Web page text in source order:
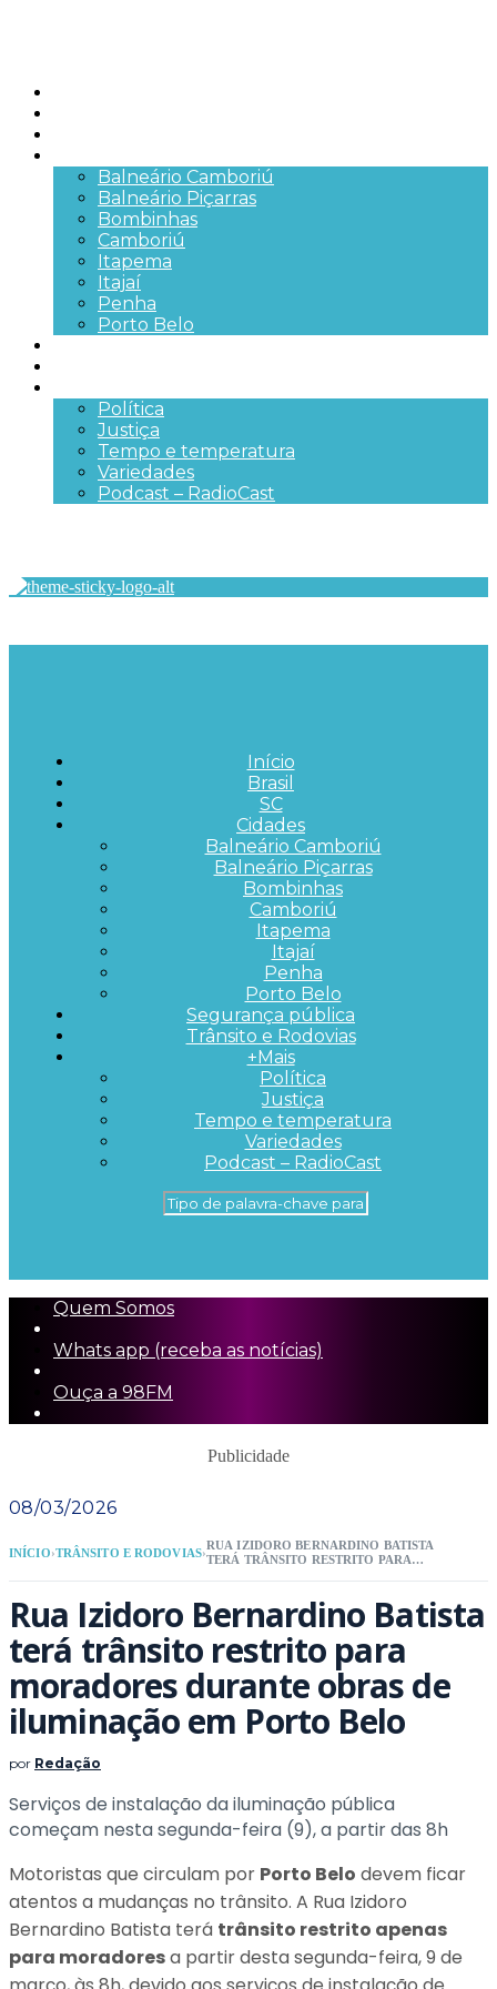
Balneário Camboriú
Balneário Piçarras
Bombinhas
Camboriú
Itapema
Itajaí
Penha
Porto Belo
Política
Justiça
Tempo e temperatura
Variedades
Podcast – RadioCast
Início
Brasil
SC
Cidades
Balneário Camboriú
Balneário Piçarras
Bombinhas
Camboriú
Itapema
Itajaí
Penha
Porto Belo
Segurança pública
Trânsito e Rodovias
+Mais
Política
Justiça
Tempo e temperatura
Variedades
Podcast – RadioCast
Quem Somos
Whats app (receba as notícias)
Ouça a 98FM
Publicidade
08/03/2026
INÍCIO›TRÂNSITO E RODOVIAS›
RUA IZIDORO BERNARDINO BATISTA
TERÁ TRÂNSITO RESTRITO PARA
Rua Izidoro Bernardino Batista
terá trânsito restrito para
moradores durante obras de
iluminação em Porto Belo
por Redação
Serviços de instalação da iluminação pública
começam nesta segunda-feira (9), a partir das 8h
Motoristas que circulam por Porto Belo devem ficar
atentos a mudanças no trânsito. A Rua Izidoro
Bernardino Batista terá trânsito restrito apenas
para moradoresa partir desta segunda-feira, 9 de